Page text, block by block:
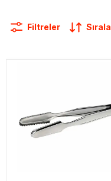
Filtreler Sırala